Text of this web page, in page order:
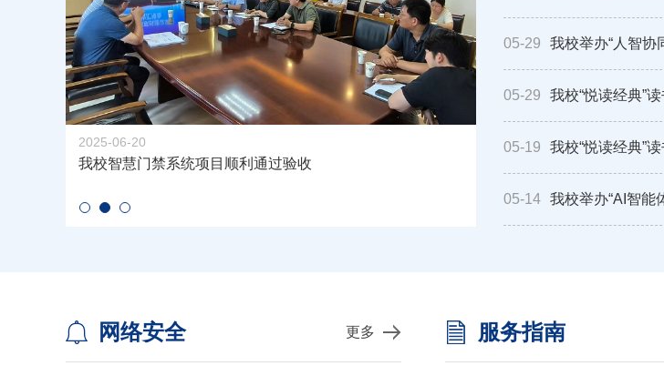
2025-06-20
我校智慧门禁系统项目顺利通过验收
05-29
05-29
05-19
05-14
网络安全 更多 服务指南